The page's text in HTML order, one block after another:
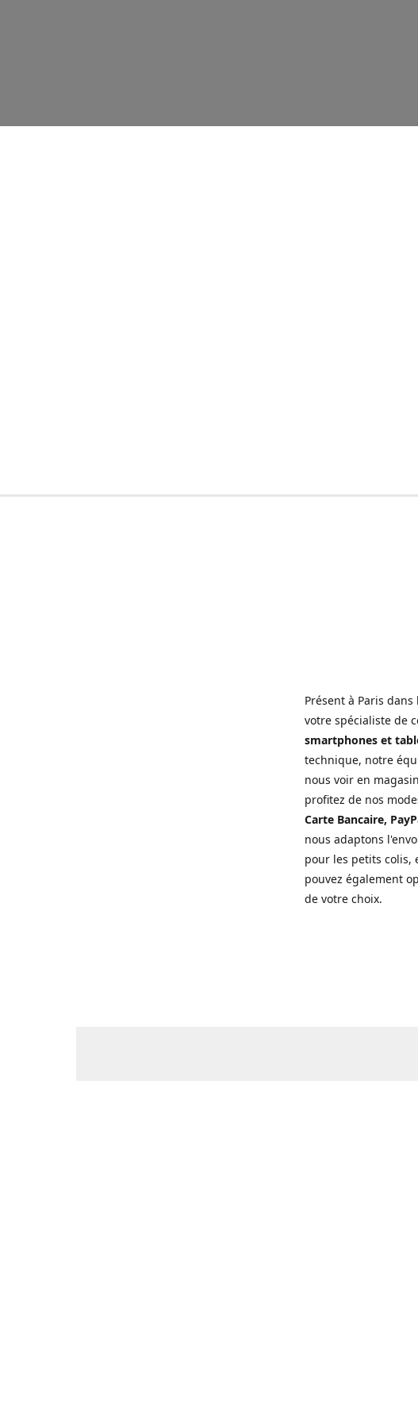
Présent à Paris dans
votre spécialiste de
smartphones et
technique, notre
nous voir en
profitez de nos
Carte Bancaire,
nous adaptons
pour les petits colis,
pouvez également
de votre choix.